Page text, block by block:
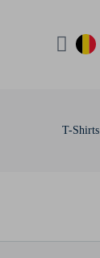
T-Shirts